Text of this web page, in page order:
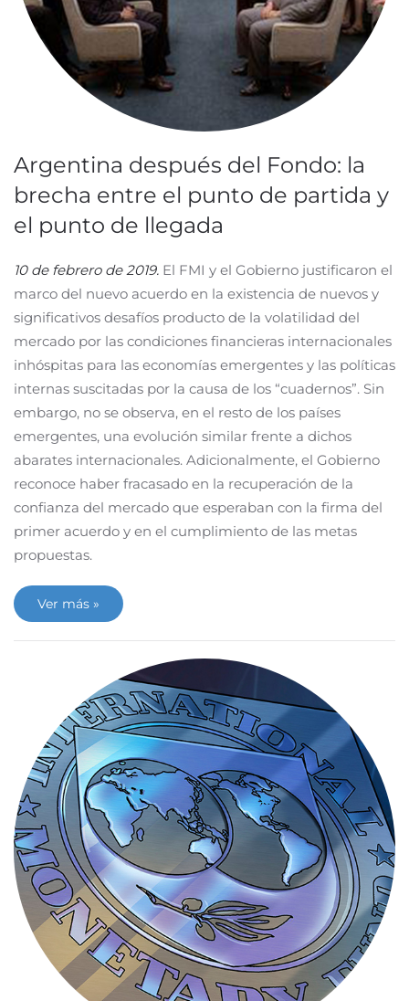
Argentina después del Fondo: la
brecha entre el punto de partida y
el punto de llegada
10 de febrero de 2019. El FMI y el Gobierno justificaron el
marco del nuevo acuerdo en la existencia de nuevos y
significativos desafíos producto de la volatilidad del
mercado por las condiciones financieras internacionales
inhóspitas para las economías emergentes y las políticas
internas suscitadas por la causa de los “cuadernos”. Sin
embargo, no se observa, en el resto de los países
emergentes, una evolución similar frente a dichos
abarates internacionales. Adicionalmente, el Gobierno
reconoce haber fracasado en la recuperación de la
confianza del mercado que esperaban con la firma del
primer acuerdo y en el cumplimiento de las metas
propuestas.
Ver más »